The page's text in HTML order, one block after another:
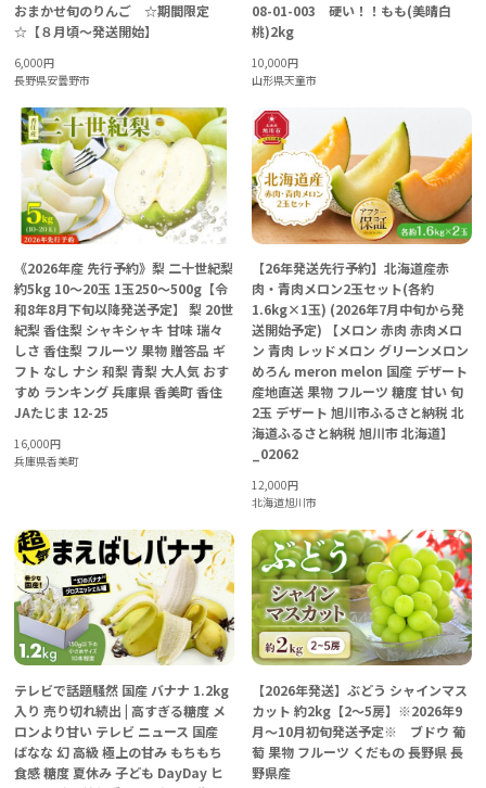
おまかせ旬のりんご ☆期間限定
☆【８月頃〜発送開始】
6,000円
長野県安曇野市
08-01-003 硬い！！もも(美晴白
桃)2kg
10,000円
山形県天童市
《2026年産 先行予約》梨 二十世紀梨
約5kg 10～20玉 1玉250～500g【令
和8年8月下旬以降発送予定】 梨 20世
紀梨 香住梨 シャキシャキ 甘味 瑞々
しさ 香住梨 フルーツ 果物 贈答品 ギ
フト なし ナシ 和梨 青梨 大人気 おす
すめ ランキング 兵庫県 香美町 香住
JAたじま 12-25
16,000円
兵庫県香美町
【26年発送先行予約】北海道産赤
肉・青肉メロン2玉セット(各約
1.6kg×1玉) (2026年7月中旬から発
送開始予定) 【メロン 赤肉 赤肉メロ
ン 青肉 レッドメロン グリーンメロン
めろん meron melon 国産 デザート
産地直送 果物 フルーツ 糖度 甘い 旬
2玉 デザート 旭川市ふるさと納税 北
海道ふるさと納税 旭川市 北海道】
_02062
12,000円
北海道旭川市
テレビで話題騒然 国産 バナナ 1.2kg
入り 売り切れ続出 | 高すぎる糖度 メ
ロンより甘い テレビ ニュース 国産
ばなな 幻 高級 極上の甘み もちもち
食感 糖度 夏休み 子ども DayDay ヒ
【2026年発送】ぶどう シャインマス
カット 約2kg【2～5房】※2026年9
月～10月初旬発送予定※ ブドウ 葡
萄 果物 フルーツ くだもの 長野県 長
野県産